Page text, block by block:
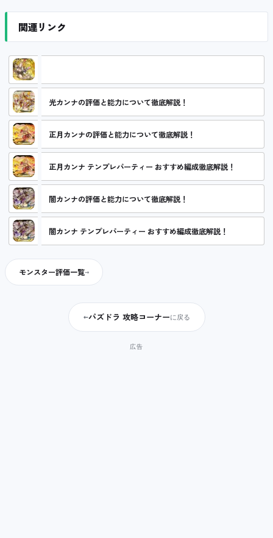
関連リンク
光カンナの評価と能力について徹底解説！
正月カンナの評価と能力について徹底解説！
正月カンナ テンプレパーティー おすすめ編成徹底解説！
闇カンナの評価と能力について徹底解説！
闇カンナ テンプレパーティー おすすめ編成徹底解説！
モンスター評価一覧
←パズドラ 攻略コーナーに戻る